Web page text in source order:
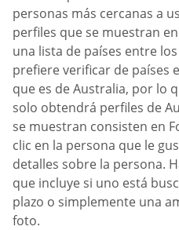
personas más cercanas a
perfiles que se muestran
una lista de países entre
prefiere verificar de países
que es de Australia, por lo
solo obtendrá perfiles de
se muestran consisten en
clic en la persona que le
detalles sobre la persona.
que incluye si uno está
plazo o simplemente una
foto.